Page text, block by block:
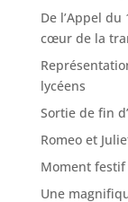
De l’Appel
cœur de la
lycéens
Sortie de fin
Romeo et
Moment festif
Une